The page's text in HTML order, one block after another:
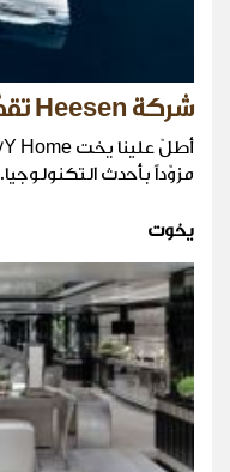
شركة Heesen تقدّم بيتاً على متن يخت
مزوّداً بأحدث التكنولوجيا.
يخوت